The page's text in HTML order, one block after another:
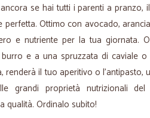
se hai tutti i parenti a pranzo,
perfetta. Ottimo con avocado,
e nutriente per la tua giornata.
e a una spruzzata di caviale
renderà il tuo aperitivo o
grandi proprietà nutrizionali
qualità. Ordinalo subito!